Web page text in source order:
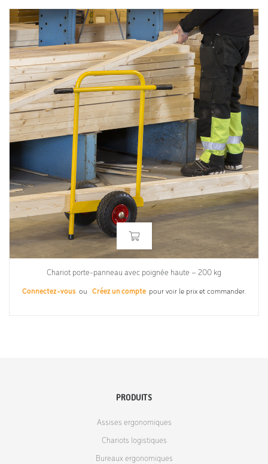
Chariot porte-panneau avec poignée haute – 200 kg
Connectez-vous ou Créez un compte pour voir le prix et commander.
PRODUITS
Assises ergonomiques
Chariots logistiques
Bureaux ergonomiques